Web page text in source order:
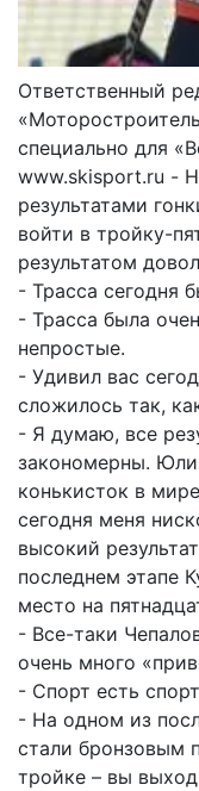
Ответственный
специально для
www.skisport.ru -
результатами
войти в тройку-
результатом
- Трасса сегодня
- Трасса была
непростые.
- Удивил вас
сложилось так,
- Я думаю, все
закономерны.
конькисток в
сегодня меня
высокий
последнем этапе
место на
- Все-таки
очень много
- Спорт есть
- На одном из
стали бронзовым
тройке – вы